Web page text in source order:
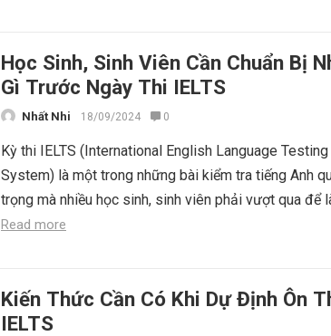
Học Sinh, Sinh Viên Cần Chuẩn Bị
Gì Trước Ngày Thi IELTS
Nhất Nhi 18/09/2024 0
Kỳ thi IELTS (International English Language Testing
System) là một trong những bài kiểm tra tiếng Anh
trọng mà nhiều học sinh, sinh viên phải vượt qua để
Read more
Kiến Thức Cần Có Khi Dự Định Ôn
IELTS